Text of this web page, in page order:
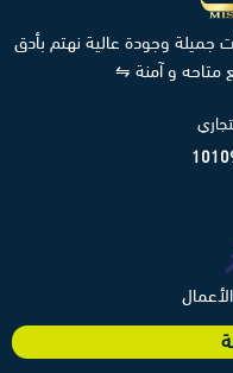
جميلة وجودة عالية نهتم بأدق
متاحه و آمنة ⇋